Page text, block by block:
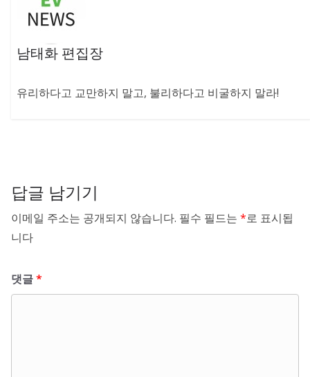
남태화 편집장
유리하다고 교만하지 말고, 불리하다고 비굴하지 말라!
답글 남기기
이메일 주소는 공개되지 않습니다. 필수 필드는 *로 표시됩
니다
댓글*